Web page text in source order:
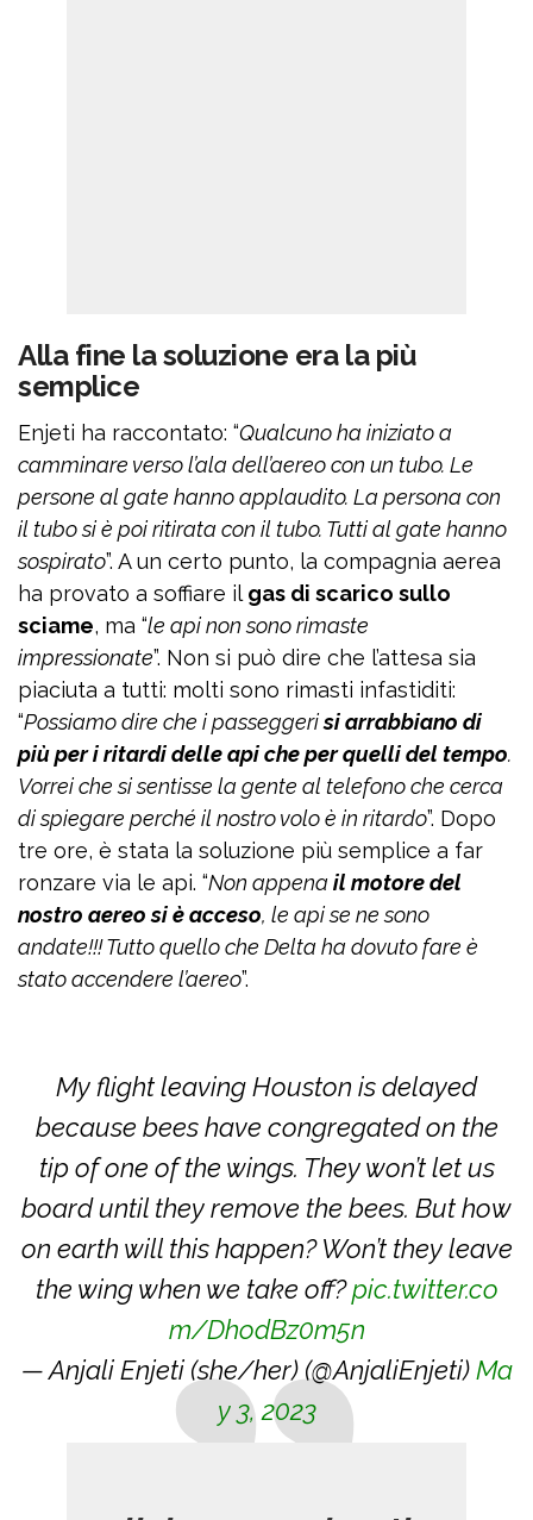
Alla fine la soluzione era la più
semplice
Enjeti ha raccontato: “Qualcuno ha iniziato a
camminare verso l’ala dell’aereo con un tubo. Le
persone al gate hanno applaudito. La persona con
il tubo si è poi ritirata con il tubo. Tutti al gate hanno
sospirato”. A un certo punto, la compagnia aerea
ha provato a soffiare ilgas di scarico sullo
sciame, ma “le api non sono rimaste
impressionate”. Non si può dire che l’attesa sia
piaciuta a tutti: molti sono rimasti infastiditi:
“Possiamo dire che i passeggerisi arrabbiano di
più per i ritardi delle api che per quelli del tempo.
Vorrei che si sentisse la gente al telefono che cerca
di spiegare perché il nostro volo è in ritardo”. Dopo
tre ore, è stata la soluzione più semplice a far
ronzare via le api. “Non appenail motore del
nostro aereo si è acceso, le api se ne sono
andate!!! Tutto quello che Delta ha dovuto fare è
stato accendere l’aereo”.
My flight leaving Houston is delayed
because bees have congregated on the
tip of one of the wings. They won’t let us
board until they remove the bees. But how
on earth will this happen? Won’t they leave
the wing when we take off?pic.twitter.co
m/DhodBz0m5n
— Anjali Enjeti (she/her) (@AnjaliEnjeti)Ma
y 3, 2023